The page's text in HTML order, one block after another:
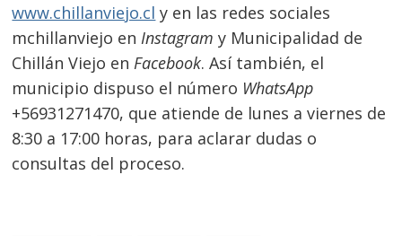
www.chillanviejo.cl y en las redes sociales
mchillanviejo en Instagram y Municipalidad de
Chillán Viejo en Facebook. Así también, el
municipio dispuso el número WhatsApp
+56931271470, que atiende de lunes a viernes de
8:30 a 17:00 horas, para aclarar dudas o
consultas del proceso.